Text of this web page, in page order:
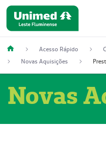
Acesso Rápido
Novas Aquisições
Novas